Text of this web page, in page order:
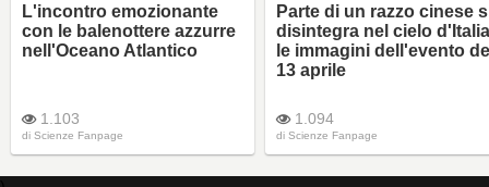
L'incontro emozionante
con le balenottere azzurre
nell'Oceano Atlantico
1.103
di Scienze Fanpage
Parte di un razzo cinese
disintegra nel cielo
le immagini dell'evento
13 aprile
1.094
di Scienze Fanpage